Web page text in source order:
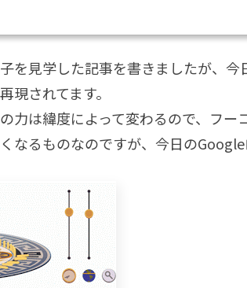
して見える、という現象が体験できます。もし...
を見学した記事を書きましたが、今
現されてます。
力は緯度によって変わるので、フー
なるものなのですが、今日の